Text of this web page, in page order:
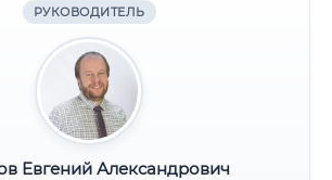
РУКОВОДИТЕЛЬ
Евгений Александрович